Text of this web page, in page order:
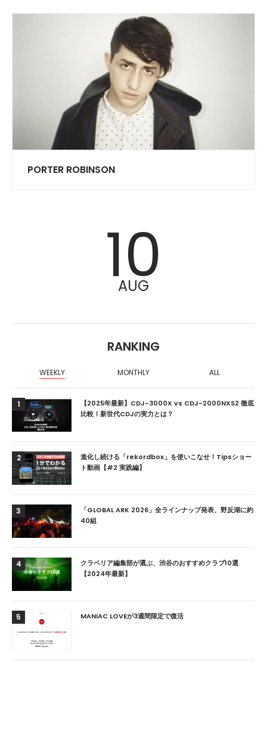
PORTER ROBINSON
10
AUG
RANKING
WEEKLY MONTHLY ALL
1
【2025年最新】CDJ-3000X vs CDJ-2000NXS2 徹底
比較！新世代CDJの実力とは？
2
進化し続ける「rekordbox」を使いこなせ！Tipsショー
ト動画【#2 実践編】
3
「GLOBAL ARK 2026」全ラインナップ発表、野反湖に約
40組
4
クラベリア編集部が選ぶ、渋谷のおすすめクラブ10選
【2024年最新】
5 MANIAC LOVEが3週間限定で復活